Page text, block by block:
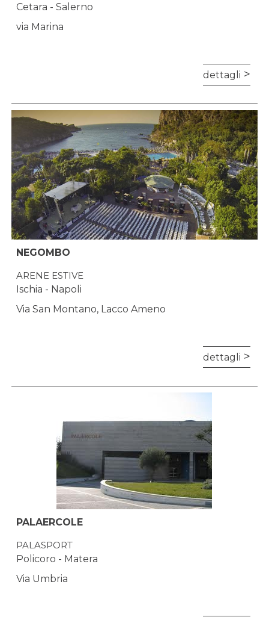
Cetara - Salerno
via Marina
dettagli
NEGOMBO
ARENE ESTIVE
Ischia - Napoli
Via San Montano, Lacco Ameno
dettagli
PALAERCOLE
PALASPORT
Policoro - Matera
Via Umbria